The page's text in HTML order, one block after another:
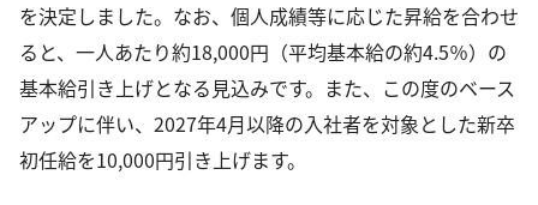
を決定しました。なお、個人成績等に応じた昇給を合わせ
ると、一人あたり約18,000円（平均基本給の約4.5％）の
基本給引き上げとなる見込みです。また、この度のベース
アップに伴い、2027年4月以降の入社者を対象とした新卒
初任給を10,000円引き上げます。